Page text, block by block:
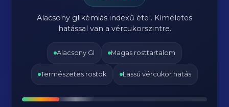
Alacsony glikémiás indexű étel. Kíméletes
hatással van a vércukorszintre.
Alacsony GI Magas rosttartalom
Természetes rostok Lassú vércukor hatás